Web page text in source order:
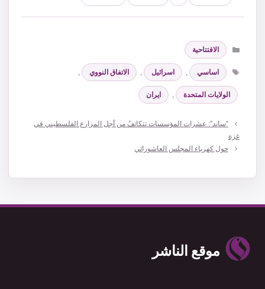
التصنيفات
الافتتاحية
الوسوم
اساسي , اسرائيل , الاتفاق النووي ,
الولايات المتحدة , ايران
“ساند”: عشرات المؤسسات تتكاتفُ من أجل المزارع الفلسطيني في
غزة
‏حول كهرباء المجلس العاشورائي
موقع الناشر